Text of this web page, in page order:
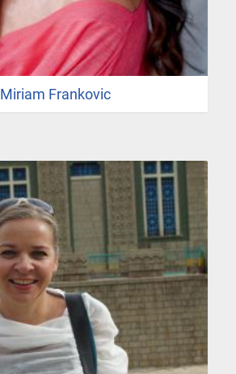
Miriam Frankovic